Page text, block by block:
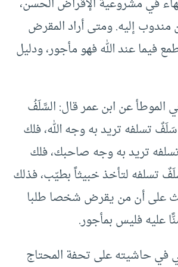
إليه. ومتى أراد المقرض
فيما عند الله فهو مأجور، ودليل
الموطأ عن ابن عمر قال: السَّلَفُ
تسلفه تريد به وجه الله، فلك
تريد به وجه صاحبك، فلك
تسلفه لتأخذ خبيثاً بطيّب، فذلك
على أن من يقرض شخصا طلبا
عليه فليس بمأجور.
في حاشيته على تحفة المحتاج